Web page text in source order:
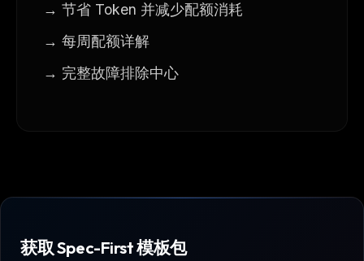
→ 节省 Token 并减少配额消耗
→ 每周配额详解
→ 完整故障排除中心
获取 Spec-First 模板包